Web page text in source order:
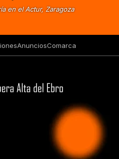
en el Actur, Zaragoza
AnunciosComarca